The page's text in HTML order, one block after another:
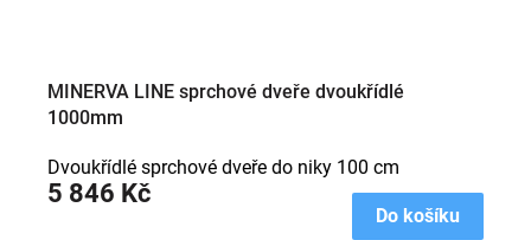
MINERVA LINE sprchové dveře dvoukřídlé
1000mm
5 846 Kč
Do košíku
Dvoukřídlé sprchové dveře do niky 100 cm